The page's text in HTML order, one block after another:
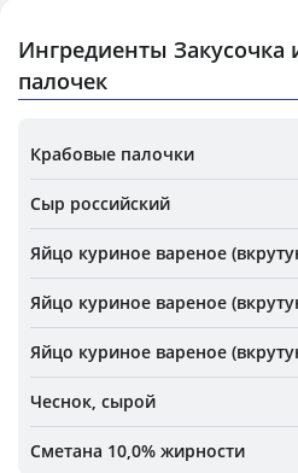
Ингредиенты Закусочка
палочек
Крабовые палочки
Сыр российский
Яйцо куриное вареное
Яйцо куриное вареное
Яйцо куриное вареное
Чеснок, сырой
Сметана 10,0% жирности